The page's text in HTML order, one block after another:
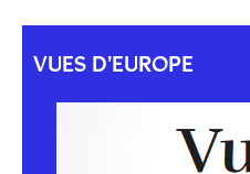
VUES D'EUROPE